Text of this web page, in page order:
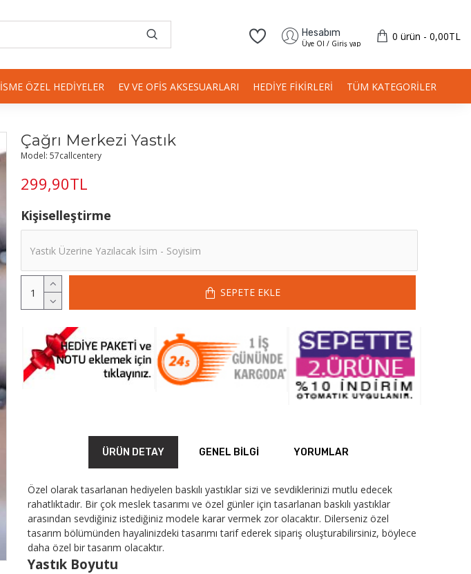
Hesabım
Üye Ol / Giriş yap
0 ürün - 0,00TL
İSME ÖZEL HEDIYELER EV VE OFIS AKSESUARLARI HEDIYE FIKIRLERI TÜM KATEGORILER
Çağrı Merkezi Yastık
299,90TL
Model: 57callcentery
Kişiselleştirme
SEPETE EKLE
ÜRÜN DETAY GENEL BILGI YORUMLAR
Özel olarak tasarlanan hediyelen baskılı yastıklar sizi ve sevdiklerinizi mutlu edecek
rahatlıktadır. Bir çok meslek tasarımı ve özel günler için tasarlanan baskılı yastıklar
arasından sevdiğiniz istediğiniz modele karar vermek zor olacaktır. Dilerseniz özel
tasarım bölümünden hayalinizdeki tasarımı tarif ederek sipariş oluşturabilirsiniz, böylece
daha özel bir tasarım olacaktır.
Yastık Boyutu